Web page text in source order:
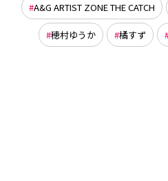
A&G ARTIST ZONE THE CATCH
穂村ゆうか 橘すず